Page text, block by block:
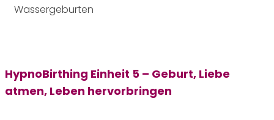
Wassergeburten
HypnoBirthing Einheit 5 – Geburt, Liebe
atmen, Leben hervorbringen